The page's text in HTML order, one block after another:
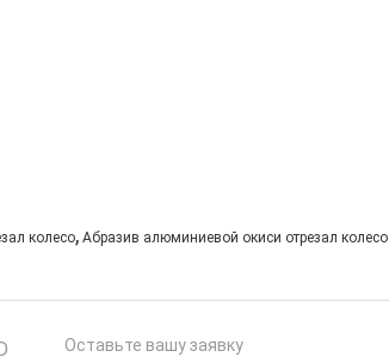
колесо, Абразив алюминиевой окиси отрезал колесо
Оставьте вашу заявку